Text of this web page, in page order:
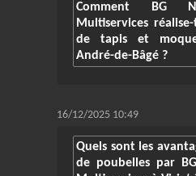
Comment BG
Multiservices
de tapis et
André-de-Bâgé ?
16/12/2025 10:49
Quels sont les
de poubelles par